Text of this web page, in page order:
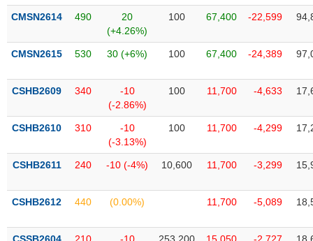
CMSN2614 490
20
(+4.26%)
100 67,400 -22,599
CMSN2615 530 30 (+6%) 100 67,400 -24,389
CSHB2609 340
-10
(-2.86%)
100 11,700 -4,633
CSHB2610 310
-10
(-3.13%)
100 11,700 -4,299
CSHB2611 240 -10 (-4%) 10,600 11,700 -3,299
CSHB2612 440 (0.00%) 11,700 -5,089
của
giả
(-)
phân
tích
Thuật
ngữ